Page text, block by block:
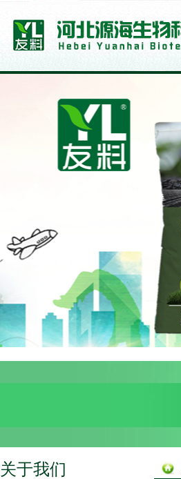
关于我们